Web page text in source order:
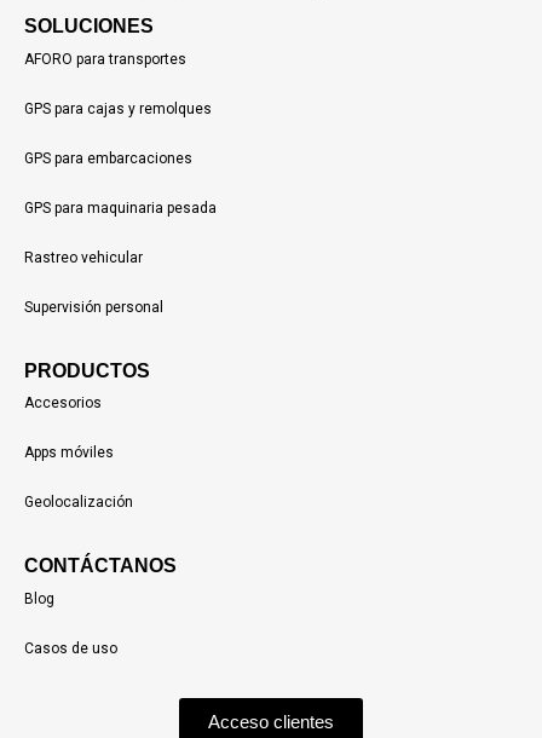
SOLUCIONES
AFORO para transportes
GPS para cajas y remolques
GPS para embarcaciones
GPS para maquinaria pesada
Rastreo vehicular
Supervisión personal
PRODUCTOS
Accesorios
Apps móviles
Geolocalización
CONTÁCTANOS
Blog
Casos de uso
Acceso clientes